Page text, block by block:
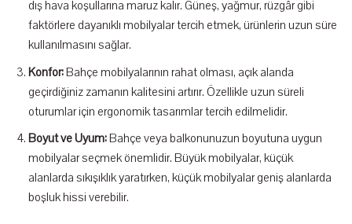
dış hava koşullarına maruz kalır. Güneş, yağmur, rüzgâr gibi
faktörlere dayanıklı mobilyalar tercih etmek, ürünlerin uzun süre
kullanılmasını sağlar.
Konfor:Bahçe mobilyalarının rahat olması, açık alanda
geçirdiğiniz zamanın kalitesini artırır. Özellikle uzun süreli
oturumlar için ergonomik tasarımlar tercih edilmelidir.
Boyut ve Uyum:Bahçe veya balkonunuzun boyutuna uygun
mobilyalar seçmek önemlidir. Büyük mobilyalar, küçük
alanlarda sıkışıklık yaratırken, küçük mobilyalar geniş alanlarda
boşluk hissi verebilir.